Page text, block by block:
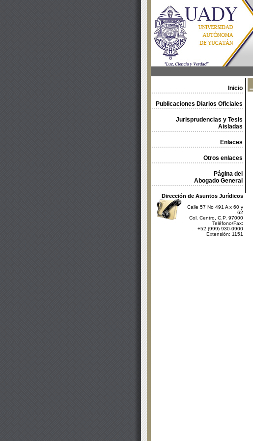
Inicio
Publicaciones Diarios Oficiales
Jurisprudencias y Tesis
Aisladas
Enlaces
Otros enlaces
Página del
Abogado General
Dirección de Asuntos Jurídicos
Calle 57 No 491 A x 60 y
62
Col. Centro, C.P. 97000
Teléfono/Fax:
+52 (999) 930-0900
Extensión: 1151